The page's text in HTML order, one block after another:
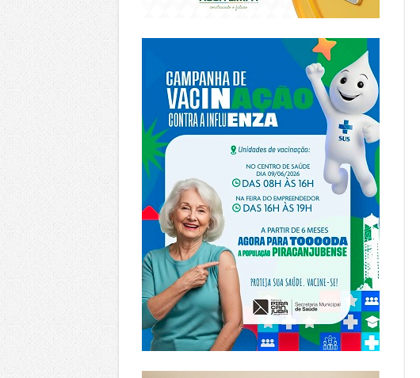
https://piracanjuba.go.gov.br/
https://www.infinitygo.com.br/